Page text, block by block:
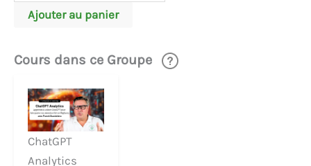
ChatGPT
Ajouter au panier
Cours dans ce Groupe
ChatGPT
Analytics